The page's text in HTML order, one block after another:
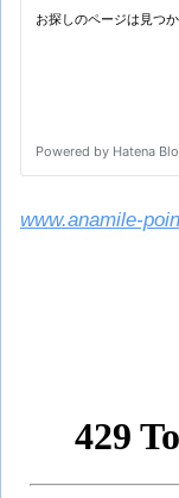
www.anamile-